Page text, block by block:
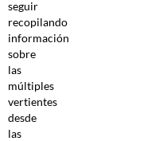
seguir
recopilando
información
sobre
las
múltiples
vertientes
desde
las